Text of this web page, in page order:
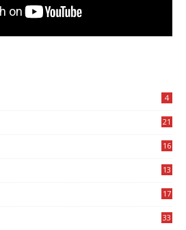
4
21
16
13
17
33